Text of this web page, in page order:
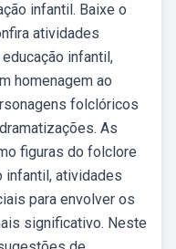
infantil. Baixe o
atividades
infantil,
homenagem ao
folclóricos
As
figuras do folclore
infantil, atividades
para envolver os
significativo. Neste